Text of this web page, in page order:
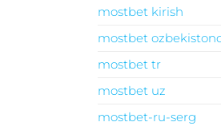
mostbet kirish
mostbet
mostbet tr
mostbet uz
mostbet-ru-serg